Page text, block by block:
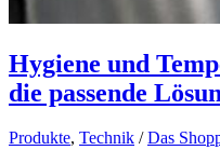
Hygiene und
die passende
Produkte, Technik /Das